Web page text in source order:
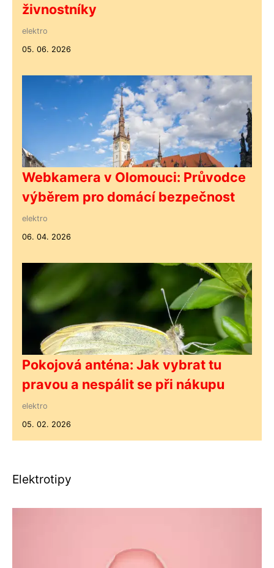
živnostníky
elektro
05. 06. 2026
Webkamera v Olomouci: Průvodce
výběrem pro domácí bezpečnost
elektro
06. 04. 2026
Pokojová anténa: Jak vybrat tu
pravou a nespálit se při nákupu
elektro
05. 02. 2026
Elektrotipy